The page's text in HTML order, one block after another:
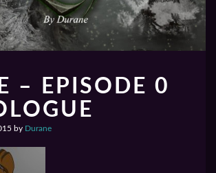
– EPISODE 0
by Durane